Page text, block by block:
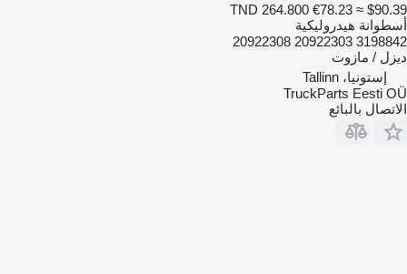
TND 264.800 €78.23 ≈ $90.39
أسطوانة هيدروليكية
3198842 20922303 20922308
ديزل / مازوت
إستونيا، Tallinn
TruckParts Eesti OÜ
الاتصال بالبائع